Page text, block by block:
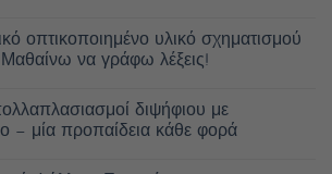
οπτικοποιημένο υλικό σχηματισμού
να γράφω λέξεις!
διψήφιου με
– μία προπαίδεια κάθε φορά